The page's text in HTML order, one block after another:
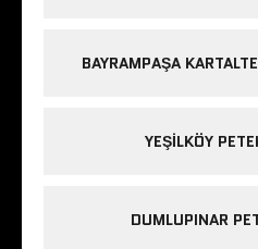
BAYRAMPAŞA
YEŞILKÖY
DUMLUPINAR